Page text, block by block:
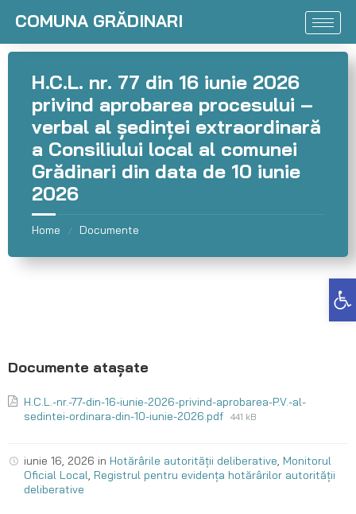
Deschide bara de unelte
COMUNA GRĂDINARI
H.C.L. nr. 77 din 16 iunie 2026
privind aprobarea procesului –
verbal al şedinţei extraordinară
a Consiliului local al comunei
Grădinari din data de 10 iunie
2026
Home / Documente
H.C.L.-nr.-77-din-16-iunie-2026-privind-aprobarea-P.V.-al-
sedintei-ordinara-din-10-iunie-2026.pdf
441 kB
iunie 16, 2026 in Hotărârile autorității deliberative Monitorul
Oficial Local Registrul pentru evidența hotărârilor autorității
deliberative